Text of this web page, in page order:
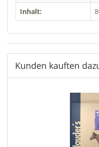
Inhalt:
Kunden kauften